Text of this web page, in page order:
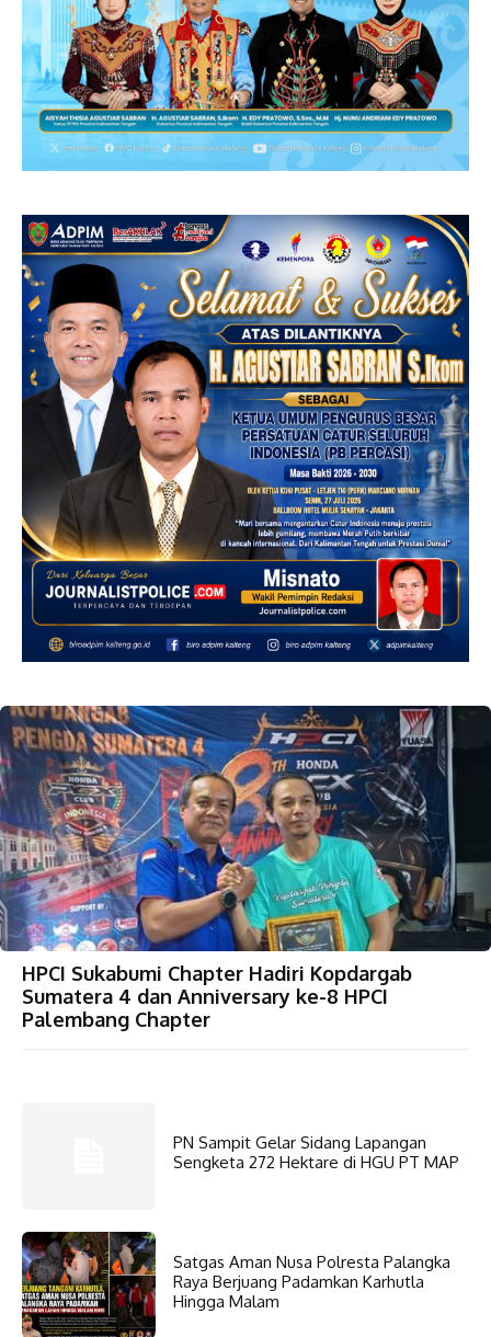
HPCI Sukabumi Chapter Hadiri Kopdargab
Sumatera 4 dan Anniversary ke-8 HPCI
Palembang Chapter
PN Sampit Gelar Sidang Lapangan
Sengketa 272 Hektare di HGU PT MAP
Satgas Aman Nusa Polresta Palangka
Raya Berjuang Padamkan Karhutla
Hingga Malam